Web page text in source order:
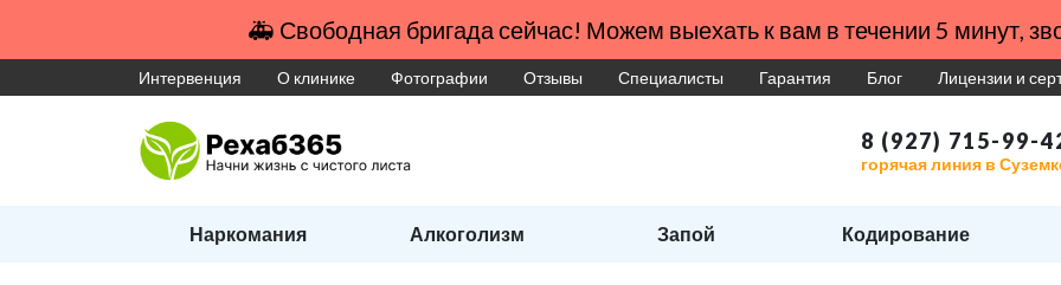
🚑 Свободная бригада сейчас! Можем выехать к вам в течении 5 минут,
Интервенция О клинике Фотографии Отзывы Специалисты Гарантия Блог Лицензии и
8 (927) 715-99-
горячая линия в
Наркомания Алкоголизм Запой Кодирование